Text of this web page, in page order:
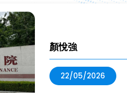
顏悅強
22/05/2026